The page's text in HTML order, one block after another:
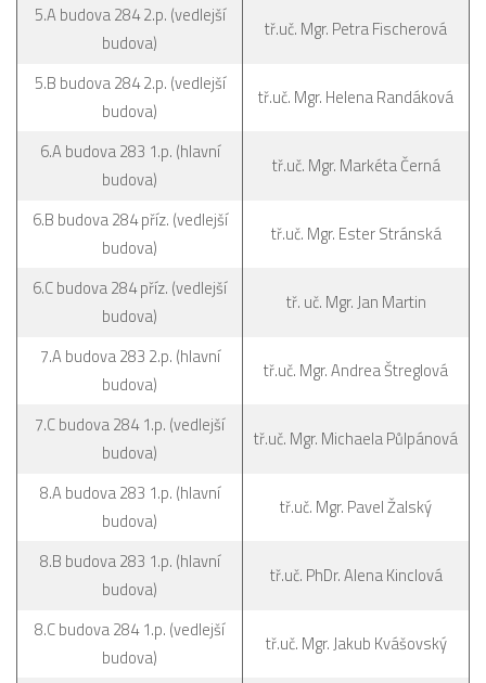
5.A budova 284 2.p. (vedlejší
budova)
tř.uč. Mgr. Petra Fischerová
5.B budova 284 2.p. (vedlejší
budova)
tř.uč. Mgr. Helena Randáková
6.A budova 283 1.p. (hlavní
budova)
tř.uč. Mgr. Markéta Černá
6.B budova 284 příz. (vedlejší
budova)
tř.uč. Mgr. Ester Stránská
6.C budova 284 příz. (vedlejší
budova)
tř. uč. Mgr. Jan Martin
7.A budova 283 2.p. (hlavní
budova)
tř.uč. Mgr. Andrea Štreglová
7.C budova 284 1.p. (vedlejší
budova)
tř.uč. Mgr. Michaela Půlpánová
8.A budova 283 1.p. (hlavní
budova)
tř.uč. Mgr. Pavel Žalský
8.B budova 283 1.p. (hlavní
budova)
tř.uč. PhDr. Alena Kinclová
8.C budova 284 1.p. (vedlejší
budova)
tř.uč. Mgr. Jakub Kvášovský